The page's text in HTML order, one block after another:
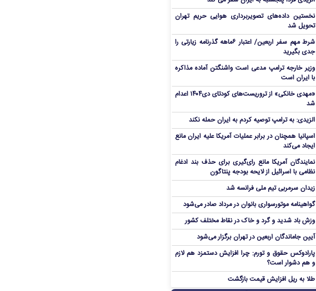
نخستین داده‌های تصویربرداری هوایی حریم تهران
تحویل شد
شرط مهم سفر اربعین/ اعتبار ۶ماهه گذرنامه زیارتی را
جدی بگیرید
وزیر خارجه ترامپ مدعی است واشنگتن آماده مذاکره
با ایران است
«مهدی خانکی» از تروریست‌های کودتای دی۱۴۰۴ اعدام
شد
الزیدی: به ترامپ توصیه کردم به ایران حمله نکند
اسپانیا همچنان در برابر عملیات آمریکا علیه ایران مانع
ایجاد می‌کند
نمایندگان آمریکا مانع رای‌گیری برای حذف بند ادغام
نظامی با اسرائیل از لایحه بودجه پنتاگون
زیدان سرمربی تیم ملی فرانسه شد
گواهینامه موتورسواری بانوان در مرداد صادر می‌شود
وزش باد شدید و گرد و خاک در نقاط مختلف کشور
آیین جاماندگان اربعین در تهران برگزار می‌شود
پارادوکس حقوق و تورم: چرا افزایش دستمزد هم لازم
و هم دشوار است؟
طلا به ریل افزایش قیمت بازگشت